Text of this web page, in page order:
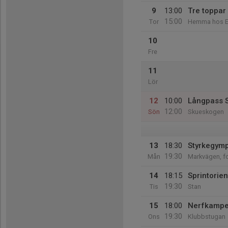
9
Tor
13:00
15:00
Tre toppar
Hemma hos
10
Fre
11
Lör
12
Sön
10:00
12:00
Långpass
Skueskogen
13
Mån
18:30
19:30
Markvägen,
14
Tis
18:15
19:30
Stan
15
Ons
18:00
19:30
Klubbstugan